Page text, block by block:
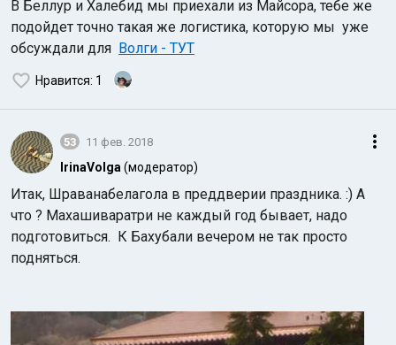
В Беллур и Халебид мы приехали из Майсора, тебе же
подойдет точно такая же логистика, которую мы уже
обсуждали для Волги - ТУТ
Нравится: 1
53 11 фев. 2018
IrinaVolga (модератор)
Итак, Шраванабелагола в преддверии праздника. :) А
что ? Махашиваратри не каждый год бывает, надо
подготовиться. К Бахубали вечером не так просто
подняться.